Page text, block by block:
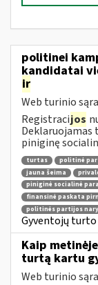
politinei
kandidatai
ir
Web turinio
Registracijos
Deklaruojamas
piniginę
turtas politinė
jauna šeima
piniginė socialinė
finansinė paskata
politinės partijos
Gyventojų
Kaip
turtą kartu
Web turinio